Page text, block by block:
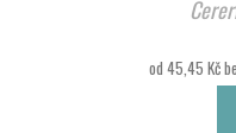
od 45,45 Kč